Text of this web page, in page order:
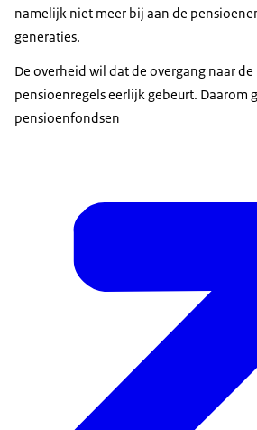
namelijk niet meer bij aan de
generaties.
De overheid wil dat de overgang naar de
pensioenregels eerlijk gebeurt. Daarom
pensioenfondsen